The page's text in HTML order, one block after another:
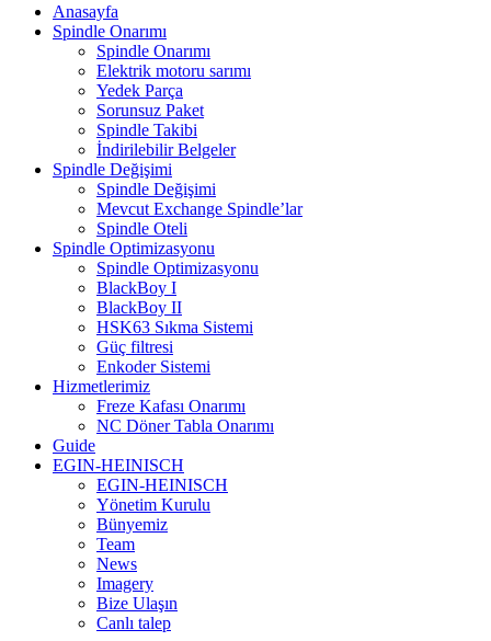
Anasayfa
Spindle Onarımı
Spindle Onarımı
Elektrik motoru sarımı
Yedek Parça
Sorunsuz Paket
Spindle Takibi
İndirilebilir Belgeler
Spindle Değişimi
Spindle Değişimi
Mevcut Exchange Spindle’lar
Spindle Oteli
Spindle Optimizasyonu
Spindle Optimizasyonu
BlackBoy I
BlackBoy II
HSK63 Sıkma Sistemi
Güç filtresi
Enkoder Sistemi
Hizmetlerimiz
Freze Kafası Onarımı
NC Döner Tabla Onarımı
Guide
EGIN-HEINISCH
EGIN-HEINISCH
Yönetim Kurulu
Bünyemiz
Team
News
Imagery
Bize Ulaşın
Canlı talep